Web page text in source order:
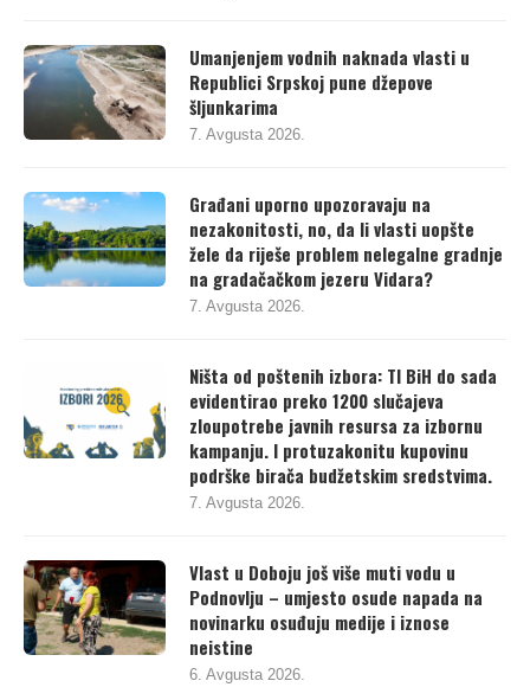
Umanjenjem vodnih naknada vlasti u
Republici Srpskoj pune džepove
šljunkarima
Građani uporno upozoravaju na
nezakonitosti, no, da li vlasti uopšte
žele da riješe problem nelegalne gradnje
na gradačačkom jezeru Vidara?
Ništa od poštenih izbora: TI BiH do sada
evidentirao preko 1200 slučajeva
zloupotrebe javnih resursa za izbornu
kampanju. I protuzakonitu kupovinu
podrške birača budžetskim sredstvima.
Vlast u Doboju još više muti vodu u
Podnovlju – umjesto osude napada na
novinarku osuđuju medije i iznose
neistine